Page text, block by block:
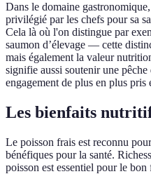
Dans le domaine
privilégié par les chefs pour sa
Cela là où l'on distingue par
saumon d’élevage — cette
mais également la valeur
signifie aussi soutenir une
engagement de plus en plus pris
Les bienfaits
Le poisson frais est reconnu
bénéfiques pour la santé.
poisson est essentiel pour le